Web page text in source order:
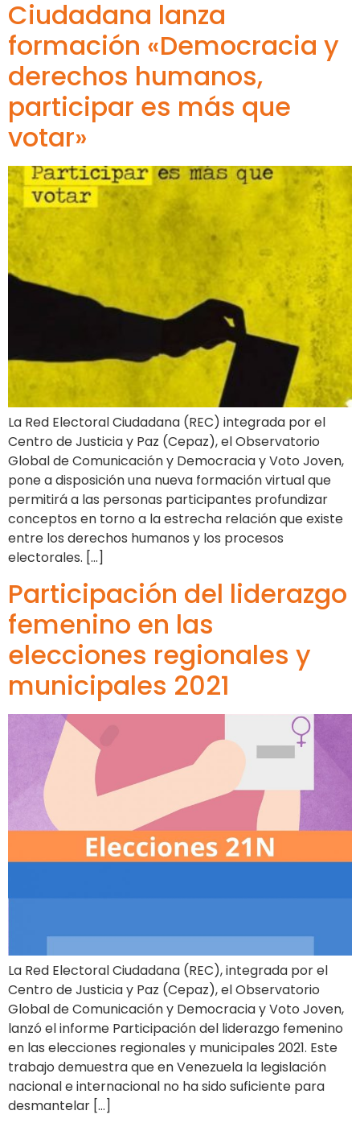
Ciudadana lanza
formación «Democracia y
derechos humanos,
participar es más que
votar»
La Red Electoral Ciudadana (REC) integrada por el
Centro de Justicia y Paz (Cepaz), el Observatorio
Global de Comunicación y Democracia y Voto Joven,
pone a disposición una nueva formación virtual que
permitirá a las personas participantes profundizar
conceptos en torno a la estrecha relación que existe
entre los derechos humanos y los procesos
electorales. […]
Participación del liderazgo
femenino en las
elecciones regionales y
municipales 2021
La Red Electoral Ciudadana (REC), integrada por el
Centro de Justicia y Paz (Cepaz), el Observatorio
Global de Comunicación y Democracia y Voto Joven,
lanzó el informe Participación del liderazgo femenino
en las elecciones regionales y municipales 2021. Este
trabajo demuestra que en Venezuela la legislación
nacional e internacional no ha sido suficiente para
desmantelar […]